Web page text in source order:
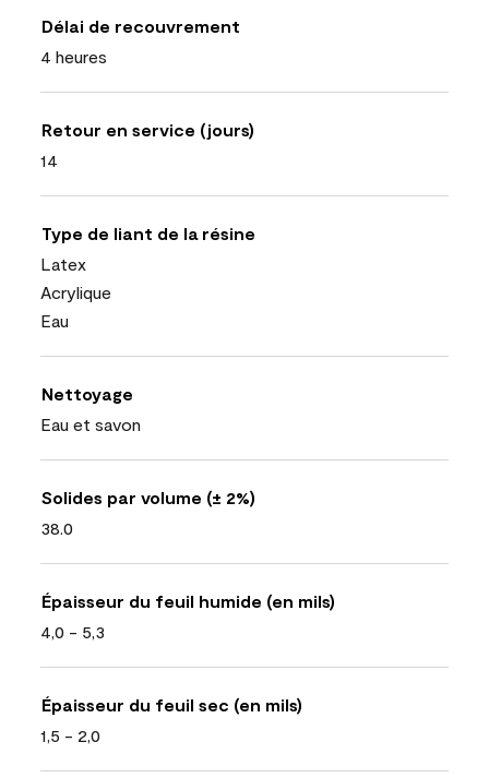
Délai de recouvrement
4 heures
Retour en service (jours)
14
Type de liant de la résine
Latex
Acrylique
Eau
Nettoyage
Eau et savon
Solides par volume (± 2%)
38.0
Épaisseur du feuil humide (en mils)
4,0 - 5,3
Épaisseur du feuil sec (en mils)
1,5 - 2,0